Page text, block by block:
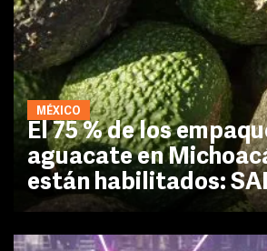
MÉXICO
El 75 % de los
aguacate en
están habilitados: